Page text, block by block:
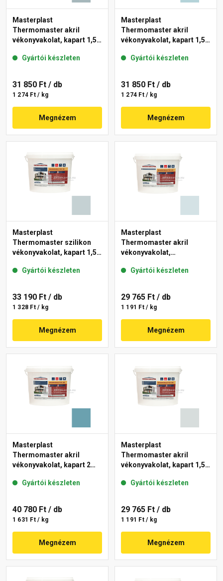
Masterplast
Thermomaster akril
vékonyvakolat, kapart 1,5
Gyártói készleten
31 850 Ft / db
1 274 Ft / kg
Megnézem
Masterplast
Thermomaster akril
vékonyvakolat, kapart 1,5
Gyártói készleten
31 850 Ft / db
1 274 Ft / kg
Megnézem
Masterplast
Thermomaster szilikon
vékonyvakolat, kapart 1,5
Gyártói készleten
33 190 Ft / db
1 328 Ft / kg
Megnézem
Masterplast
Thermomaster akril
vékonyvakolat,
36-F 25 kg
Gyártói készleten
29 765 Ft / db
1 191 Ft / kg
Megnézem
Masterplast
Thermomaster akril
vékonyvakolat, kapart 2
Gyártói készleten
40 780 Ft / db
1 631 Ft / kg
Megnézem
Masterplast
Thermomaster akril
vékonyvakolat, kapart 1,5
Gyártói készleten
29 765 Ft / db
1 191 Ft / kg
Megnézem